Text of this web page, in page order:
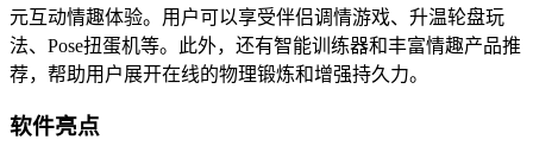
元互动情趣体验。用户可以享受伴侣调情游戏、升温轮盘玩
法、Pose扭蛋机等。此外，还有智能训练器和丰富情趣产品推
荐，帮助用户展开在线的物理锻炼和增强持久力。
软件亮点